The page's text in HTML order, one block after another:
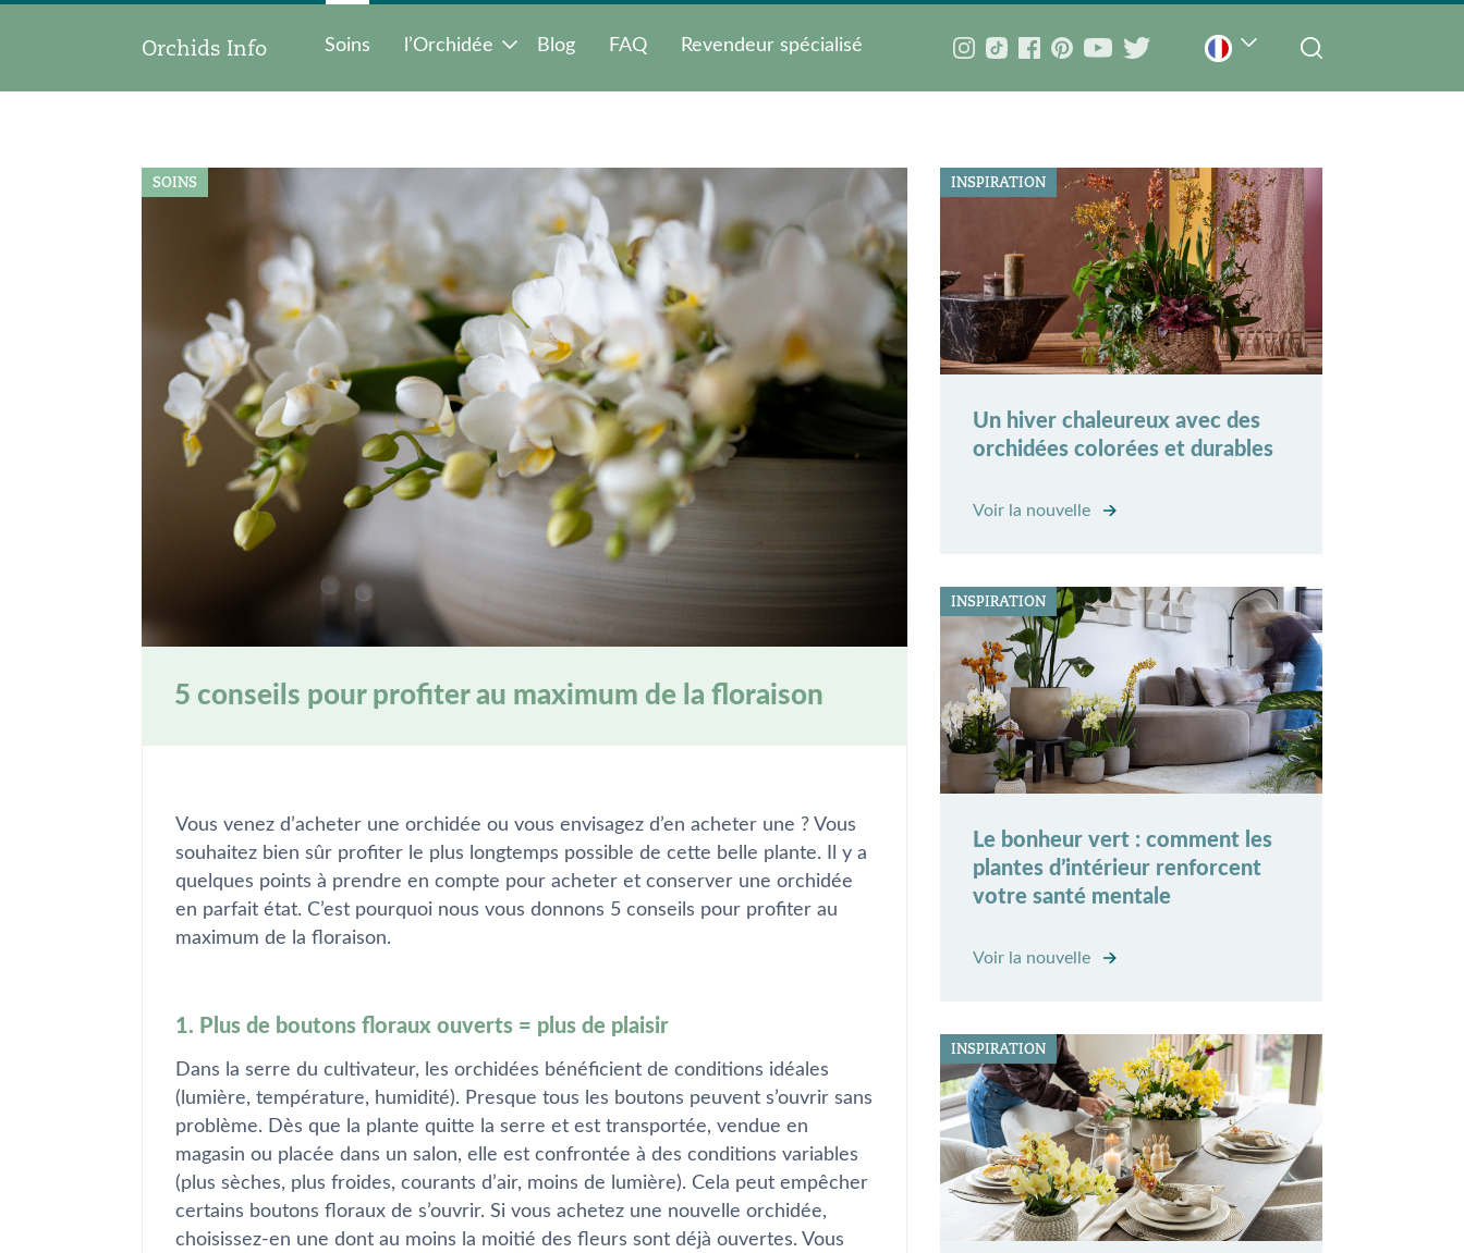
Orchids Info Soins l’Orchidée Blog FAQ Revendeur spécialisé
SOINS
5 conseils pour profiter au maximum de la floraison
Vous venez d’acheter une orchidée ou vous envisagez d’en acheter une ? Vous
souhaitez bien sûr profiter le plus longtemps possible de cette belle plante. Il y a
quelques points à prendre en compte pour acheter et conserver une orchidée
en parfait état. C’est pourquoi nous vous donnons 5 conseils pour profiter au
maximum de la floraison.
1. Plus de boutons floraux ouverts = plus de plaisir
Dans la serre du cultivateur, les orchidées bénéficient de conditions idéales
(lumière, température, humidité). Presque tous les boutons peuvent s’ouvrir sans
problème. Dès que la plante quitte la serre et est transportée, vendue en
magasin ou placée dans un salon, elle est confrontée à des conditions variables
(plus sèches, plus froides, courants d’air, moins de lumière). Cela peut empêcher
certains boutons floraux de s’ouvrir. Si vous achetez une nouvelle orchidée,
choisissez-en une dont au moins la moitié des fleurs sont déjà ouvertes. Vous
INSPIRATION
Un hiver chaleureux avec des
orchidées colorées et durables
Voir la nouvelle
INSPIRATION
Le bonheur vert : comment les
plantes d’intérieur renforcent
votre santé mentale
Voir la nouvelle
INSPIRATION